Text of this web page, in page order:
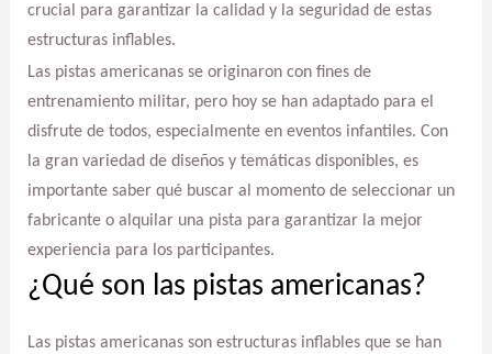
crucial para garantizar la calidad y la seguridad de estas
estructuras inflables.
Las pistas americanas se originaron con fines de
entrenamiento militar, pero hoy se han adaptado para el
disfrute de todos, especialmente en eventos infantiles. Con
la gran variedad de diseños y temáticas disponibles, es
importante saber qué buscar al momento de seleccionar un
fabricante o alquilar una pista para garantizar la mejor
experiencia para los participantes.
¿Qué son las pistas americanas?
Las pistas americanas son estructuras inflables que se han